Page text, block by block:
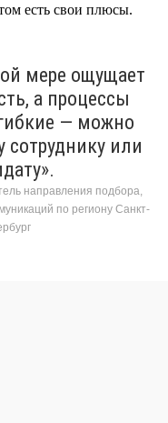
есть свои плюсы.
мере ощущает
а процессы
— можно
сотруднику или
направления подбора,
по региону Санкт-